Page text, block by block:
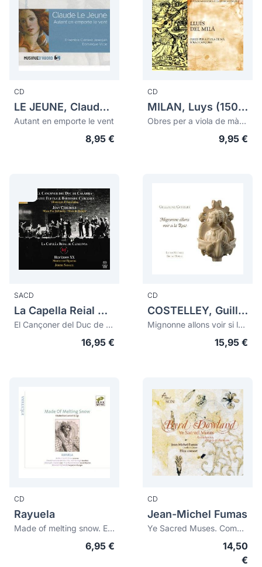
CD
LE JEUNE, Claude (ca.1530-1600)
Autant en emporte le vent
8,95 €
CD
MILAN, Luys (1500-1565) (MILÀ, Lluís del)
Obres per a viola de mà sola i cançons
9,95 €
SACD
La Capella Reial De Catalunya
El Cançoner del Duc de Calàbria. Villancicos & Ensaladas. Missa Pro Defunctis...
16,95 €
CD
COSTELLEY, Guillaume (c.1530-1606)
Mignonne allons voir si la Rose
15,95 €
CD
Rayuela
Made of melting snow. Elizabethan Consort Songs
6,95 €
CD
Jean-Michel Fumas
Ye Sacred Muses. Complaintes, élégies et chansons
14,50
€